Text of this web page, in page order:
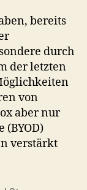
bereits
durch
der letzten
von
aber nur
verstärkt